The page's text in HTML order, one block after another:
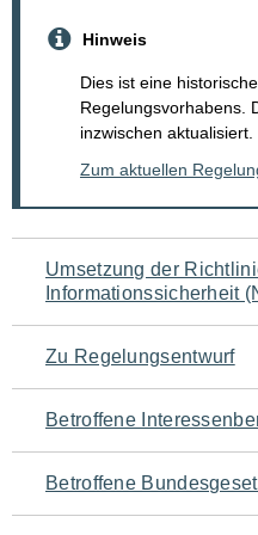
Hinweis
Dies ist eine
Regelungsvorhabens.
inzwischen aktualisiert.
Zum aktuellen
Navigation
für
den
Seiteninhalt
Umsetzung der
Informationssicherheit
Zu Regelungsentwurf
Betroffene
Betroffene